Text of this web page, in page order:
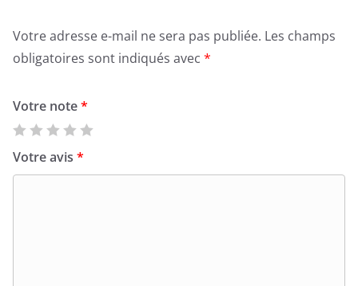
Votre adresse e-mail ne sera pas publiée. Les champs
obligatoires sont indiqués avec *
Votre note*
Votre avis *